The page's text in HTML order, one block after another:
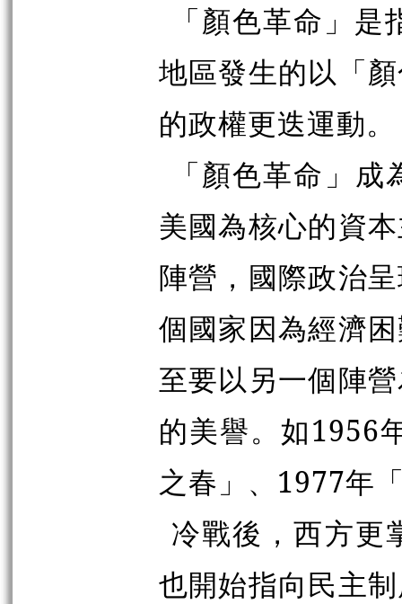
「顏色革命」
地區發生的以「
的政權更迭運動。
「顏色革命」
美國為核心的資
陣營，國際政治
個國家因為經濟
至要以另一個陣
的美譽。如1956
之春」、1977年
冷戰後，西方更
也開始指向民主